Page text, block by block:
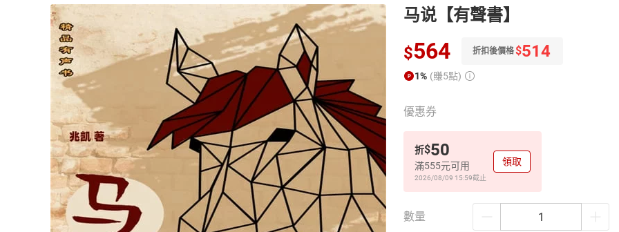
马说【有聲書】
$564 折扣後價格$514
1% (賺5點)
優惠券
折$50
滿555元可用
2026/08/09 15:59截止
領取
數量